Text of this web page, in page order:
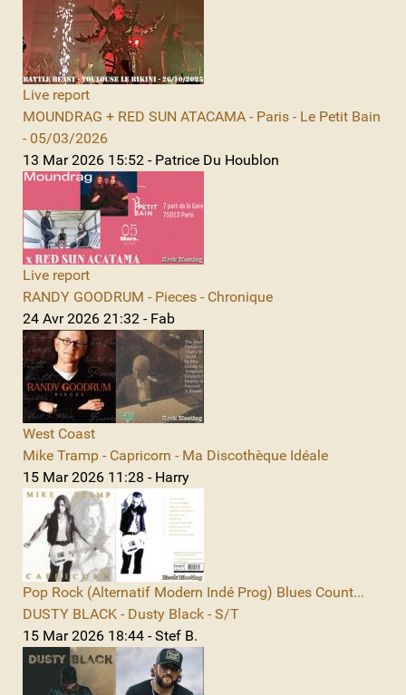
Live report
MOUNDRAG + RED SUN ATACAMA - Paris - Le Petit Bain
- 05/03/2026
13 Mar 2026 15:52 - Patrice Du Houblon
Live report
RANDY GOODRUM - Pieces - Chronique
24 Avr 2026 21:32 - Fab
West Coast
Mike Tramp - Capricorn - Ma Discothèque Idéale
15 Mar 2026 11:28 - Harry
Pop Rock (Alternatif Modern Indé Prog) Blues Count...
DUSTY BLACK - Dusty Black - S/T
15 Mar 2026 18:44 - Stef B.